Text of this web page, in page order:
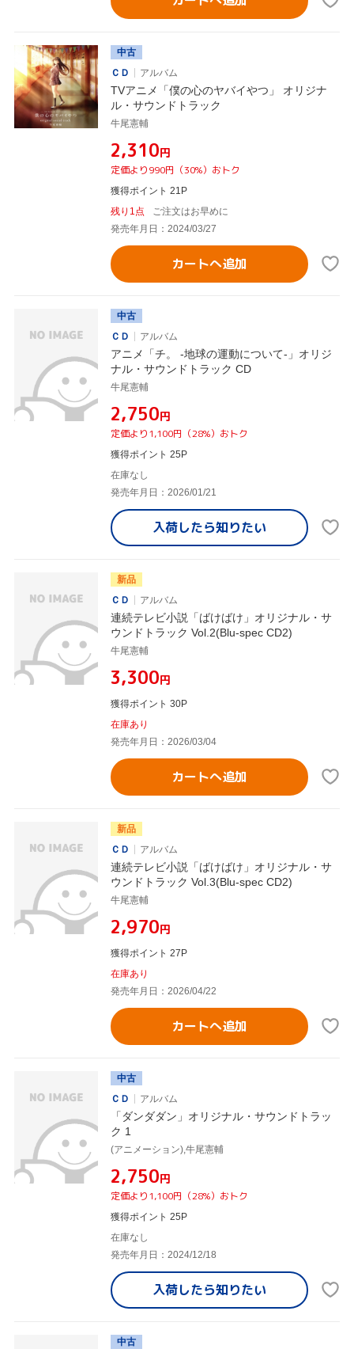
中古
ＣＤ
アルバム
TVアニメ「僕の心のヤバイやつ」 オリジナ
ル・サウンドトラック
牛尾憲輔
¥2,310円
定価より990円（30%）おトク
獲得ポイント 21P
残り1点
ご注文はお早めに
発売年月日：2024/03/27
カートへ追加
中古
ＣＤ
アルバム
アニメ「チ。 -地球の運動について-」オリジ
ナル・サウンドトラック CD
牛尾憲輔
¥2,750円
定価より1,100円（28%）おトク
獲得ポイント 25P
在庫なし
発売年月日：2026/01/21
入荷したら知りたい
新品
ＣＤ
アルバム
連続テレビ小説「ばけばけ」オリジナル・サ
ウンドトラック Vol.2(Blu-spec CD2)
牛尾憲輔
¥3,300円
獲得ポイント 30P
在庫あり
発売年月日：2026/03/04
カートへ追加
新品
ＣＤ
アルバム
連続テレビ小説「ばけばけ」オリジナル・サ
ウンドトラック Vol.3(Blu-spec CD2)
牛尾憲輔
¥2,970円
獲得ポイント 27P
在庫あり
発売年月日：2026/04/22
カートへ追加
中古
ＣＤ
アルバム
「ダンダダン」オリジナル・サウンドトラッ
ク 1
(アニメーション),牛尾憲輔
¥2,750円
定価より1,100円（28%）おトク
獲得ポイント 25P
在庫なし
発売年月日：2024/12/18
入荷したら知りたい
中古